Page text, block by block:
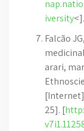
iversity<].
Falcão
arari,
25]. [